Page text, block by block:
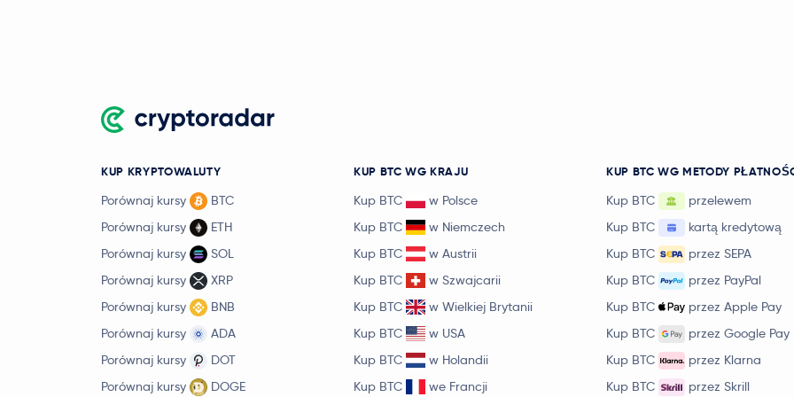
KUP KRYPTOWALUTY
Porównaj kursy
BTC
Porównaj kursy
ETH
Porównaj kursy
SOL
Porównaj kursy
XRP
Porównaj kursy
BNB
Porównaj kursy
ADA
Porównaj kursy
DOT
Porównaj kursy
DOGE
KUP BTC WG KRAJU
Kup BTC
w Polsce
Kup BTC
w Niemczech
Kup BTC
w Austrii
Kup BTC
w Szwajcarii
Kup BTC
w Wielkiej Brytanii
Kup BTC
w USA
Kup BTC
w Holandii
Kup BTC
we Francji
KUP BTC WG METODY
Kup BTC
przelewem
Kup BTC
kartą kredytową
Kup BTC
przez SEPA
Kup BTC
przez PayPal
Kup BTC
przez Apple Pay
Kup BTC
przez Google Pay
Kup BTC
przez Klarna
Kup BTC
przez Skrill